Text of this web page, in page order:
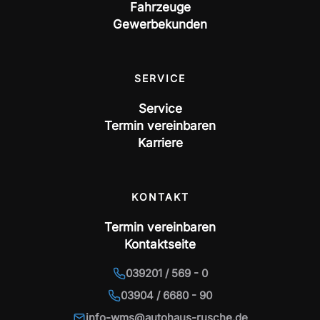
Fahrzeuge
Gewerbekunden
SERVICE
Service
Termin vereinbaren
Karriere
KONTAKT
Termin vereinbaren
Kontaktseite
039201 / 569 - 0
03904 / 6680 - 90